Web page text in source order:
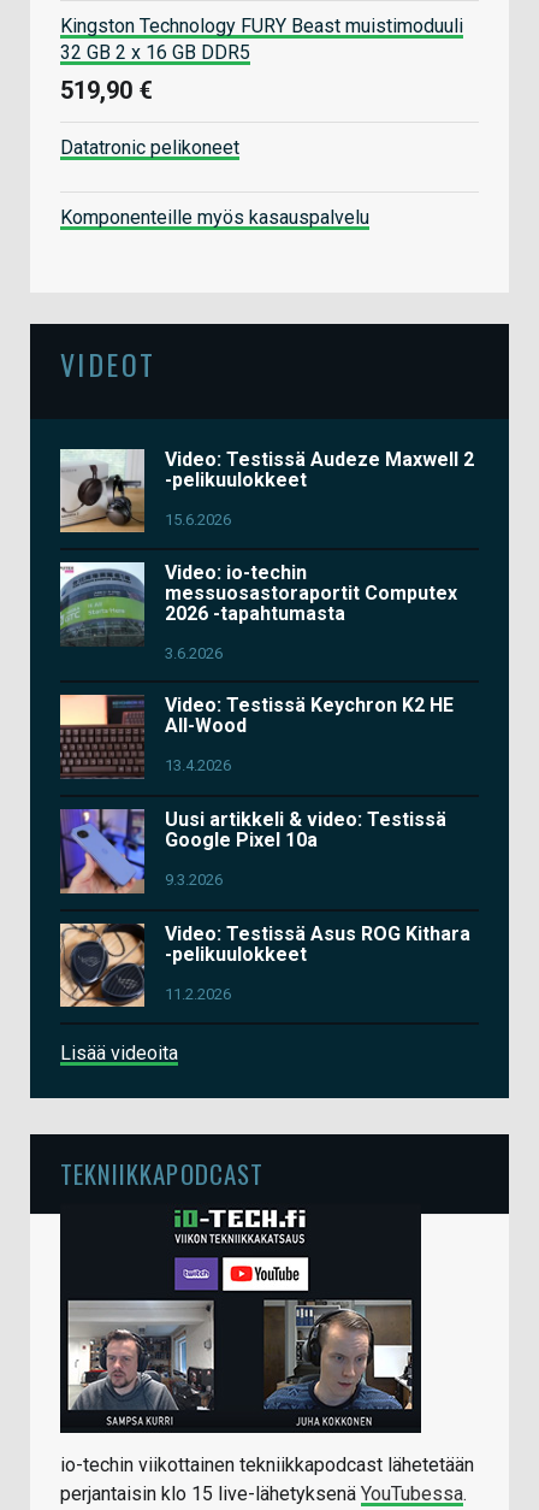
Kingston Technology FURY Beast muistimoduuli
32 GB 2 x 16 GB DDR5
519,90 €
Datatronic pelikoneet
Komponenteille myös kasauspalvelu
VIDEOT
Video: Testissä Audeze Maxwell 2
-pelikuulokkeet
15.6.2026
Video: io-techin
messuosastoraportit Computex
2026 -tapahtumasta
3.6.2026
Video: Testissä Keychron K2 HE
All-Wood
13.4.2026
Uusi artikkeli & video: Testissä
Google Pixel 10a
9.3.2026
Video: Testissä Asus ROG Kithara
-pelikuulokkeet
11.2.2026
Lisää videoita
TEKNIIKKAPODCAST
io-techin viikottainen tekniikkapodcast lähetetään
perjantaisin klo 15 live-lähetyksenä YouTubessa.